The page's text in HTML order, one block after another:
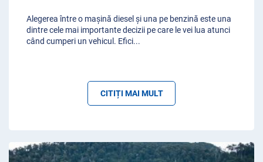
Alegerea între o mașină diesel și una pe benzină este una
dintre cele mai importante decizii pe care le vei lua atunci
când cumperi un vehicul. Efici...
CITIȚI MAI MULT